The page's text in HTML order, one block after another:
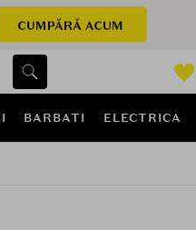
BARBATI ELECTRICA